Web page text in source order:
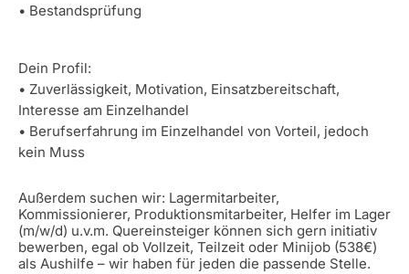
• Bestandsprüfung
Dein Profil:
• Zuverlässigkeit, Motivation, Einsatzbereitschaft,
Interesse am Einzelhandel
• Berufserfahrung im Einzelhandel von Vorteil, jedoch
kein Muss
Außerdem suchen wir: Lagermitarbeiter,
Kommissionierer, Produktionsmitarbeiter, Helfer im Lager
(m/w/d) u.v.m. Quereinsteiger können sich gern initiativ
bewerben, egal ob Vollzeit, Teilzeit oder Minijob (538€)
als Aushilfe – wir haben für jeden die passende Stelle.